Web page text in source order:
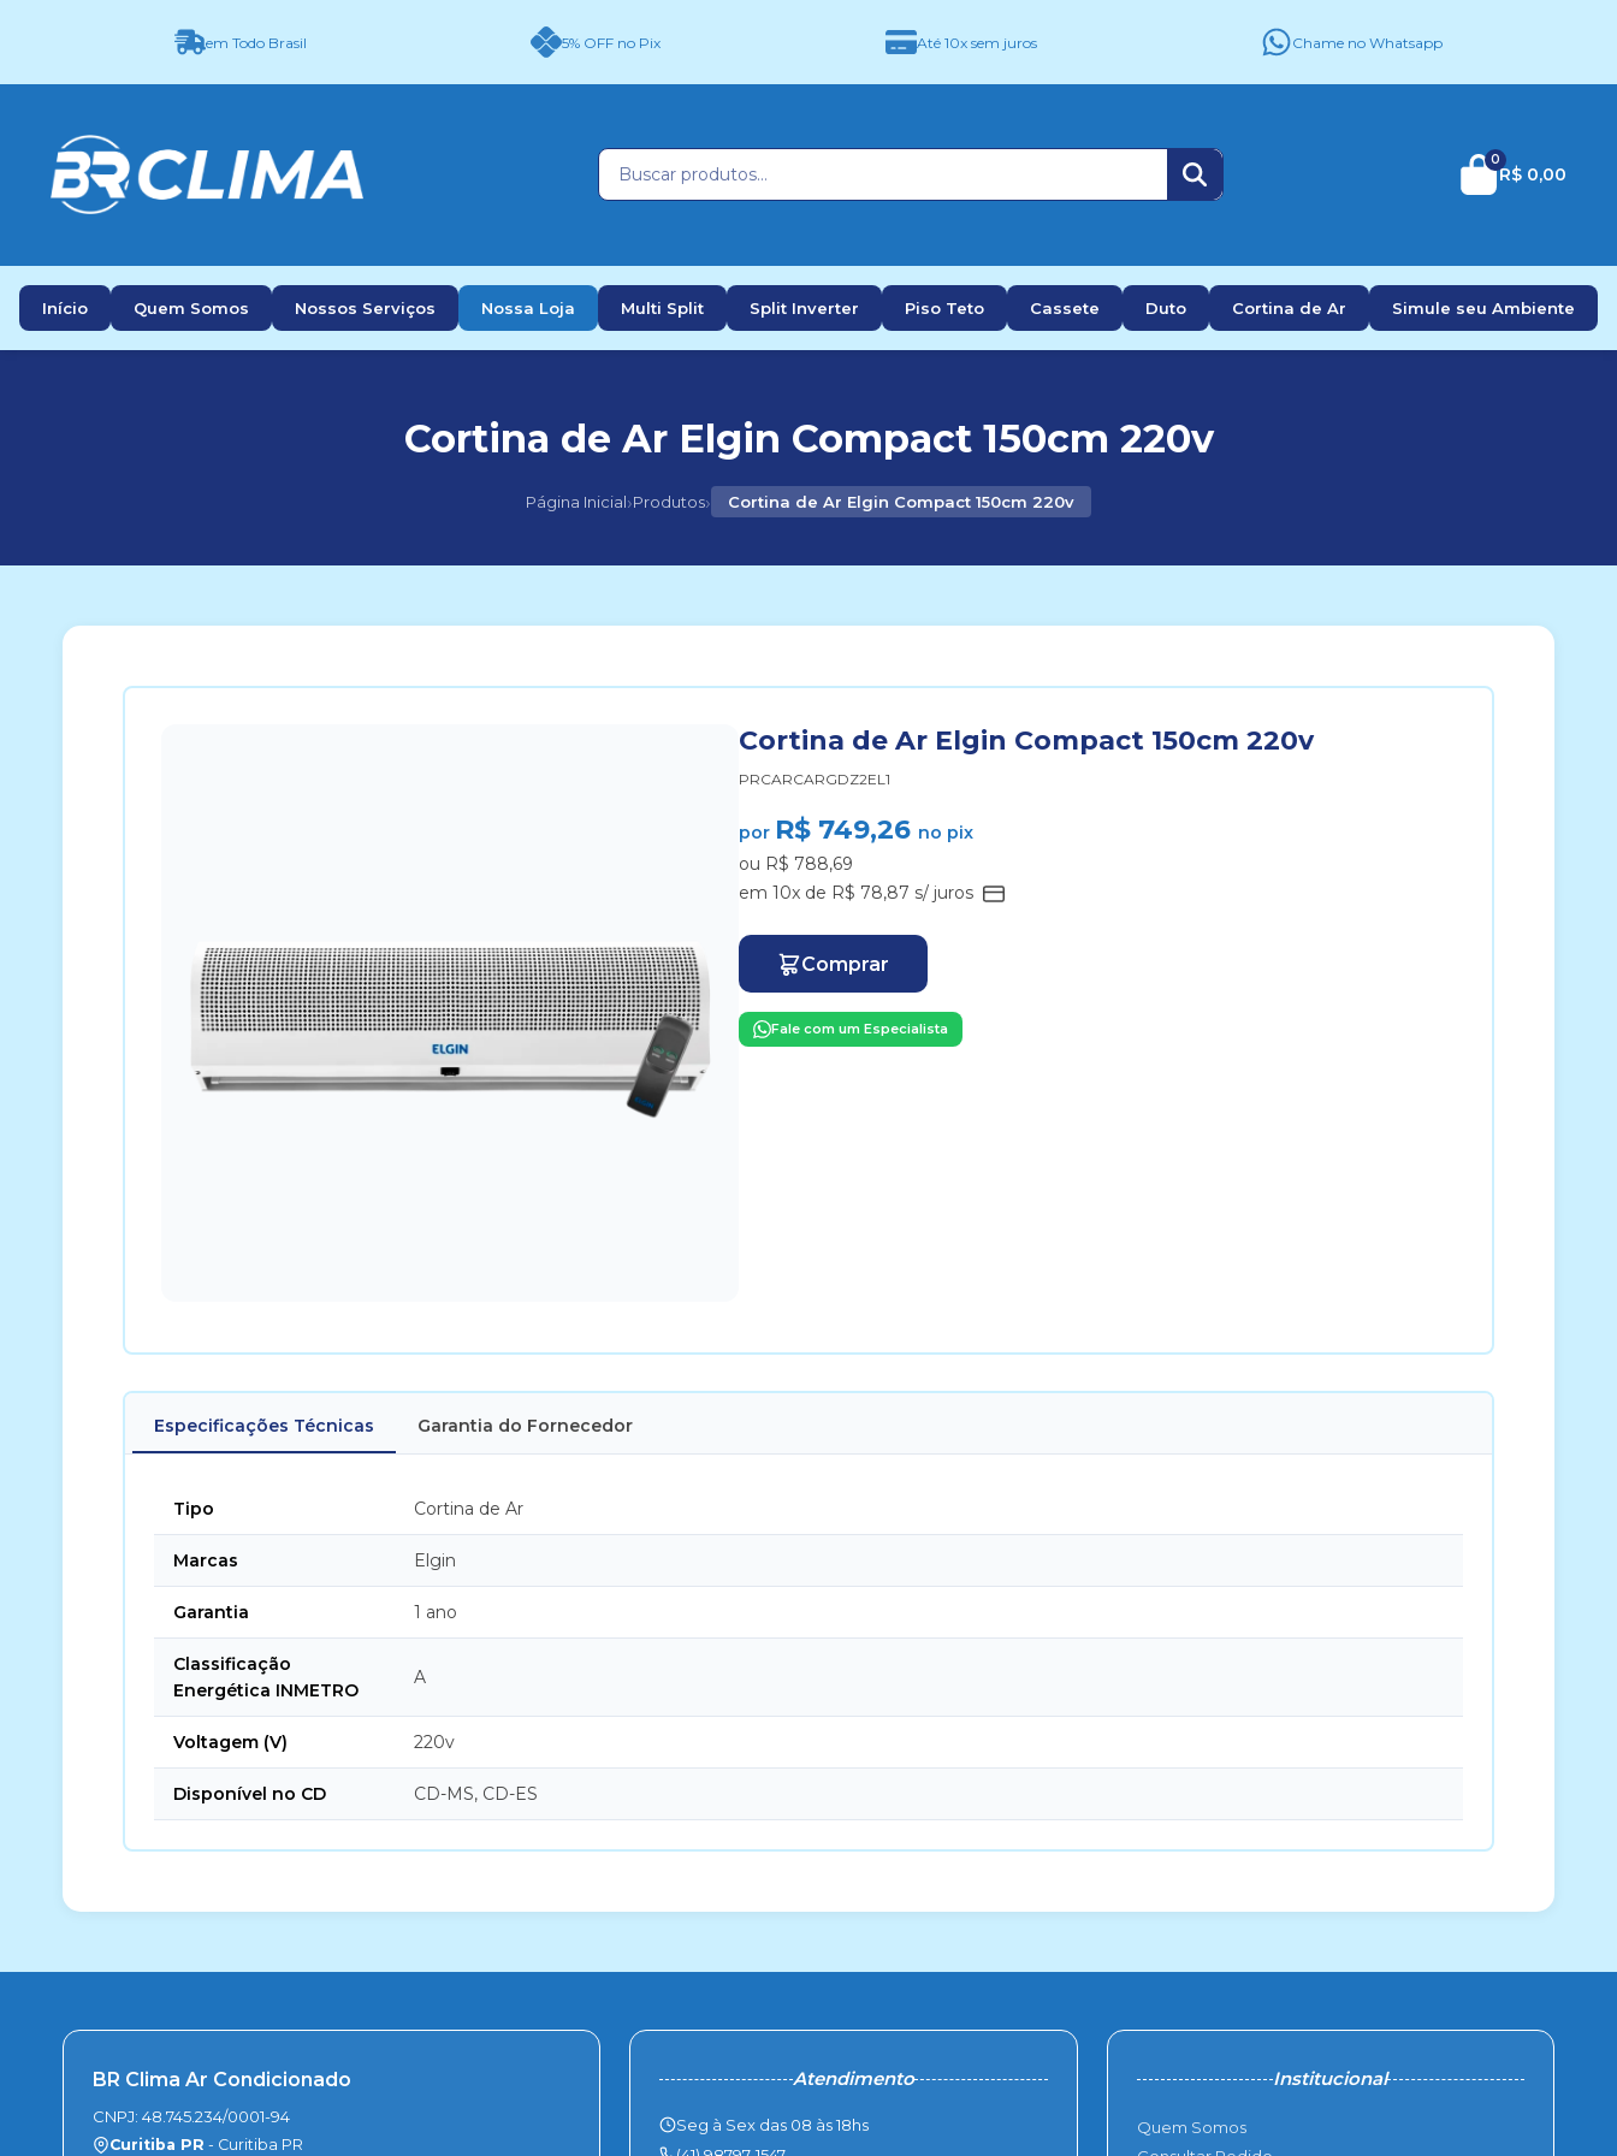
em Todo Brasil 5% OFF no Pix Até 10x sem juros Chame no Whatsapp
0
R$ 0,00
Início Quem Somos Nossos Serviços Nossa Loja Multi Split Split Inverter Piso Teto Cassete Duto Cortina de Ar Simule seu Ambiente
Cortina de Ar Elgin Compact 150cm 220v
Página Inicial›Produtos› Cortina de Ar Elgin Compact 150cm 220v
Cortina de Ar Elgin Compact 150cm 220v
PRCARCARGDZ2EL1
por R$ 749,26 no pix
ou R$ 788,69
em 10x de R$ 78,87 s/ juros
Comprar
Fale com um Especialista
Especificações Técnicas Garantia do Fornecedor
Tipo Cortina de Ar
Marcas Elgin
Garantia 1 ano
Classificação
Energética INMETRO
A
Voltagem (V) 220v
Disponível no CD CD-MS, CD-ES
BR Clima Ar Condicionado
CNPJ: 48.745.234/0001-94
Curitiba PR - Curitiba PR
Atendimento
Seg à Sex das 08 às 18hs
Institucional
Quem Somos